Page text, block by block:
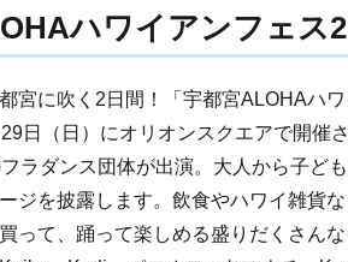
ハワイアンフェス
宮に吹く2日間！「宇都宮ALOHAハ
日（日）にオリオンスクエアで開催
ラダンス団体が出演。大人から子ど
ジを披露します。飲食やハワイ雑貨
って、踊って楽しめる盛りだくさん